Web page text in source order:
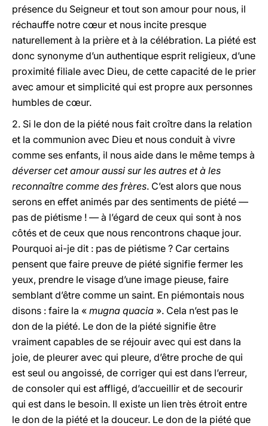
présence du Seigneur et tout son amour pour nous, il
réchauffe notre cœur et nous incite presque
naturellement à la prière et à la célébration. La piété est
donc synonyme d’un authentique esprit religieux, d’une
proximité filiale avec Dieu, de cette capacité de le prier
avec amour et simplicité qui est propre aux personnes
humbles de cœur.
2. Si le don de la piété nous fait croître dans la relation
et la communion avec Dieu et nous conduit à vivre
comme ses enfants, il nous aide dans le même temps à
déverser cet amour aussi sur les autres et à les
reconnaître comme des frères. C’est alors que nous
serons en effet animés par des sentiments de piété —
pas de piétisme ! — à l’égard de ceux qui sont à nos
côtés et de ceux que nous rencontrons chaque jour.
Pourquoi ai-je dit : pas de piétisme ? Car certains
pensent que faire preuve de piété signifie fermer les
yeux, prendre le visage d’une image pieuse, faire
semblant d’être comme un saint. En piémontais nous
disons : faire la « mugna quacia ». Cela n’est pas le
don de la piété. Le don de la piété signifie être
vraiment capables de se réjouir avec qui est dans la
joie, de pleurer avec qui pleure, d’être proche de qui
est seul ou angoissé, de corriger qui est dans l’erreur,
de consoler qui est affligé, d’accueillir et de secourir
qui est dans le besoin. Il existe un lien très étroit entre
le don de la piété et la douceur. Le don de la piété que